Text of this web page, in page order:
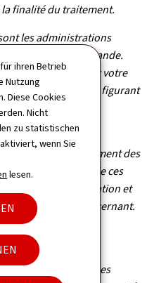
ihren Betrieb
Nutzung
Diese Cookies
Nicht
zu statistischen
wenn Sie
lesen.
finalité du traitement.
les administrations
de votre demande.
concernée par votre
des données figurant
679 relatif à la
à l'égard du traitement des
la libre circulation de ces
d’accès, de rectification et
vous concernant.
retirer votre
de vos données